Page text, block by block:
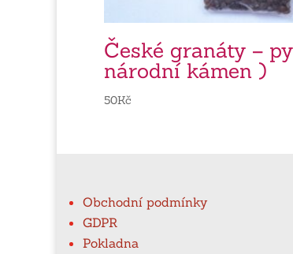
České granáty –
národní kámen )
50Kč
Obchodní podmínky
GDPR
Pokladna